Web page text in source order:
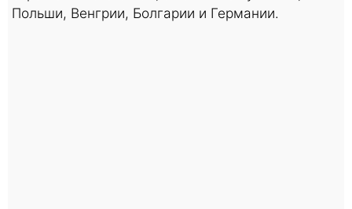
Польши, Венгрии, Болгарии и Германии.